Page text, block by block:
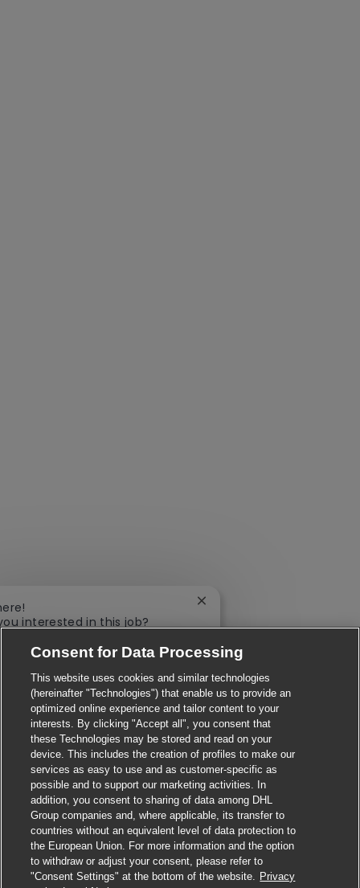
Apply for this job
Consent for Data Processing
This website uses cookies and similar technologies
(hereinafter "Technologies") that enable us to provide an
optimized online experience and tailor content to your
interests. By clicking "Accept all", you consent that
these Technologies may be stored and read on your
device. This includes the creation of profiles to make our
services as easy to use and as customer-specific as
possible and to support our marketing activities. In
addition, you consent to sharing of data among DHL
Group companies and, where applicable, its transfer to
countries without an equivalent level of data protection to
the European Union. For more information and the option
to withdraw or adjust your consent, please refer to
"Consent Settings" at the bottom of the website. Privacy
interested in this job?
Close chatbot notification
interested Similar Jobs